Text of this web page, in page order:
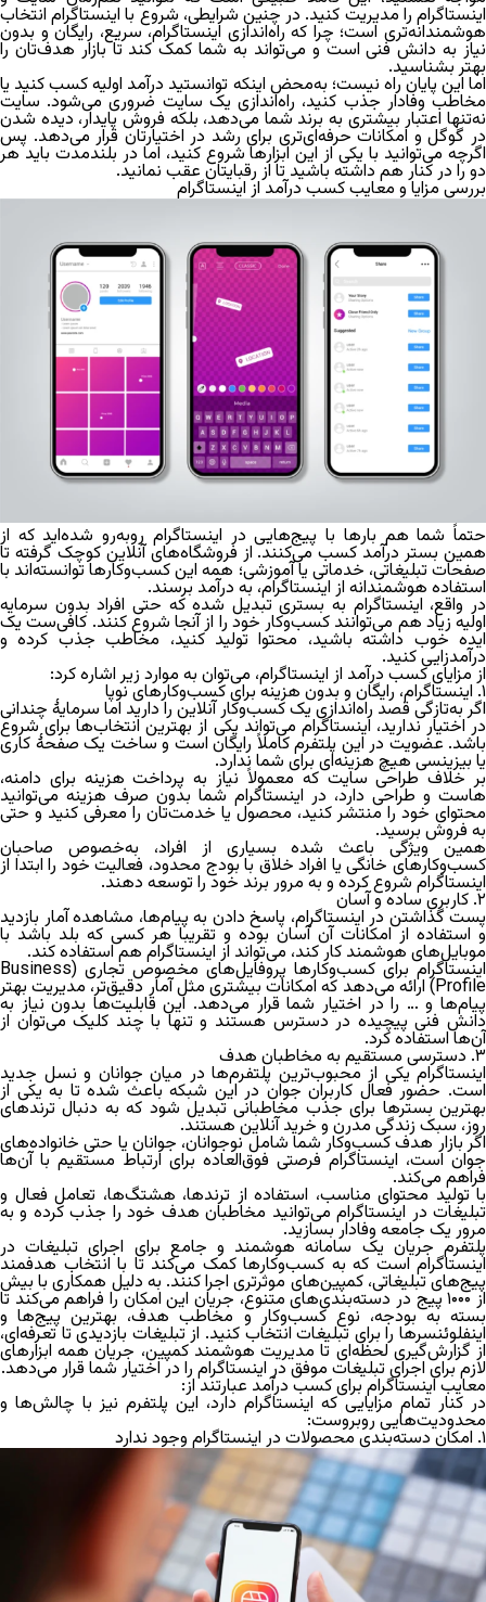
اینستاگرام را مدیریت کنید. در چنین شرایطی، شروع با اینستاگرام انتخاب
هوشمندانه‌تری است؛ چرا که راه‌اندازی اینستاگرام، سریع، رایگان و بدون
نیاز به دانش فنی است و می‌تواند به شما کمک کند تا بازار هدف‌تان را
بهتر بشناسید.
اما این پایان راه نیست؛ به‌محض اینکه توانستید درآمد اولیه کسب کنید یا
مخاطب وفادار جذب کنید، راه‌اندازی یک سایت ضروری می‌شود. سایت
نه‌تنها اعتبار بیشتری به برند شما می‌دهد، بلکه فروش پایدار، دیده شدن
در گوگل و امکانات حرفه‌ای‌تری برای رشد در اختیارتان قرار می‌دهد. پس
اگرچه می‌توانید با یکی از این ابزارها شروع کنید، اما در بلندمدت باید هر
دو را در کنار هم داشته باشید تا از رقبایتان عقب نمانید.
بررسی مزایا و معایب کسب درآمد از اینستاگرام
حتماً شما هم بارها با پیج‌هایی در اینستاگرام روبه‌رو شده‌اید که از
همین بستر درآمد کسب می‌کنند. از فروشگاه‌های آنلاین کوچک گرفته تا
صفحات تبلیغاتی، خدماتی یا آموزشی؛ همه این کسب‌وکارها توانسته‌اند با
استفاده هوشمندانه از اینستاگرام، به درآمد برسند.
در واقع، اینستاگرام به بستری تبدیل شده که حتی افراد بدون سرمایه
اولیه زیاد هم می‌توانند کسب‌وکار خود را از آنجا شروع کنند. کافی‌‌ست یک
ایده خوب داشته باشید، محتوا تولید کنید، مخاطب جذب کرده و
درآمدزایی کنید.
از مزایایکسب درآمد از اینستاگرام، می‌توان به موارد زیر اشاره کرد:
۱. اینستاگرام، رایگان و بدون هزینه برای کسب‌وکارهای نوپا
اگر به‌تازگی قصد راه‌اندازی یک کسب‌وکار آنلاین را دارید اما سرمایۀ چندانی
در اختیار ندارید، اینستاگرام می‌تواند یکی از بهترین انتخاب‌ها برای شروع
باشد. عضویت در این پلتفرم کاملاً رایگان است و ساخت یک صفحۀ کاری
یا بیزینسی هیچ هزینه‌ای برای شما ندارد.
بر خلاف طراحی سایت که معمولاً نیاز به پرداخت هزینه برای دامنه،
هاست و طراحی دارد، در اینستاگرام شما بدون صرف هزینه‌ می‌توانید
محتوای خود را منتشر کنید، محصول یا خدمت‌تان را معرفی کنید و حتی
به فروش برسید.
همین ویژگی باعث شده بسیاری از افراد، به‌خصوص صاحبان
کسب‌وکارهای خانگی یا افراد خلاق با بودج محدود، فعالیت خود را ابتدا از
اینستاگرام شروع کرده و به مرور برند خود را توسعه دهند.
۲. کاربری ساده و آسان
پست گذاشتن در اینستاگرام، پاسخ دادن به پیام‌ها، مشاهده آمار بازدید
و استفاده از امکانات آن آسان بوده و تقریبا هر کسی که بلد باشد با
موبایل‌های هوشمند کار کند، می‌تواند از اینستاگرام هم استفاده کند.
اینستاگرام برای کسب‌وکارها پروفایل‌های مخصوص تجاری (Business
Profile) ارائه می‌دهد که امکانات بیشتری مثل آمار دقیق‌تر، مدیریت بهتر
پیام‌ها و … را در اختیار شما قرار می‌دهد. این قابلیت‌ها بدون نیاز به
دانش فنی پیچیده در دسترس هستند و تنها با چند کلیک می‌توان از
آن‌ها استفاده کرد.
۳. دسترسی مستقیم به مخاطبان هدف
اینستاگرام یکی از محبوب‌ترین پلتفرم‌ها در میان جوانان و نسل جدید
است. حضور فعال کاربران جوان در این شبکه باعث شده تا به یکی از
بهترین بسترها برای جذب مخاطبانی تبدیل شود که به دنبال ترندهای
روز، سبک زندگی مدرن و خرید آنلاین هستند.
اگر بازار هدف کسب‌وکار شما شامل نوجوانان، جوانان یا حتی خانواده‌های
جوان است، اینستاگرام فرصتی فوق‌العاده برای ارتباط مستقیم با آن‌ها
فراهم می‌کند.
با تولید محتوای مناسب، استفاده از ترندها، هشتگ‌ها، تعامل فعال و
تبلیغات در اینستاگرام می‌توانید مخاطبان هدف خود را جذب کرده و به
مرور یک جامعه وفادار بسازید.
پلتفرم جریان یک سامانه هوشمند و جامع برای اجرای تبلیغات در
اینستاگراماست که به کسب‌وکارها کمک می‌کند تا با انتخاب هدفمند
پیج‌های تبلیغاتی، کمپین‌های موثرتری اجرا کنند. به دلیل همکاری با بیش
از ۱۰۰۰ پیج در دسته‌بندی‌های متنوع، جریان این امکان را فراهم می‌کند تا
بسته به بودجه، نوع کسب‌وکار و مخاطب هدف، بهترین پیج‌ها و
اینفلوئنسرها را برای تبلیغات انتخاب کنید. از تبلیغات بازدیدی تا تعرفه‌ای،
از گزارش‌گیری لحظه‌ای تا مدیریت هوشمند کمپین، جریان همه ابزارهای
لازم برای اجرای تبلیغات موفق در اینستاگرام را در اختیار شما قرار می‌دهد.
معایب اینستاگرام برای کسب درآمد عبارتند از:
در کنار تمام مزایایی که اینستاگرام دارد، این پلتفرم نیز با چالش‌ها و
محدودیت‌هایی روبروست:
۱. امکان دسته‌بندی محصولات در اینستاگرام وجود ندارد